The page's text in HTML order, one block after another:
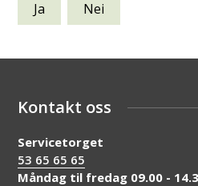
Ja Nei
Kontakt oss
Servicetorget
53 65 65 65
Måndag til fredag 09.00 -